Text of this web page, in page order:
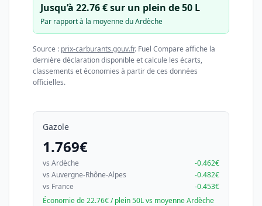
Jusqu’à 22.76 € sur un plein de 50 L
Par rapport à la moyenne du Ardèche
Source : prix-carburants.gouv.fr. Fuel Compare affiche la
dernière déclaration disponible et calcule les écarts,
classements et économies à partir de ces données
officielles.
Gazole
1.769€
vs Ardèche
-0.462€
vs Auvergne-Rhône-Alpes
-0.482€
vs France
-0.453€
Économie de 22.76€ / plein 50L vs moyenne Ardèche